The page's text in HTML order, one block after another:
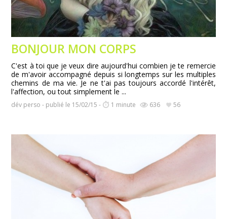
BONJOUR MON CORPS
C'est à toi que je veux dire aujourd'hui combien je te remercie
de m'avoir accompagné depuis si longtemps sur les multiples
chemins de ma vie. Je ne t'ai pas toujours accordé l'intérêt,
l'affection, ou tout simplement le ...
dév perso - publié le 15/02/15 - 1 minute 636 56